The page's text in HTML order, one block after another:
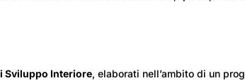
Sviluppo Interiore, elaborati nell’ambito di un